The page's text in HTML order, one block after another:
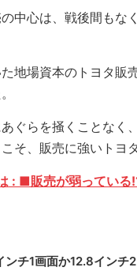
中心は、戦後間もな
地場資本のトヨタ販
ぐらを掻くことなく
そ、販売に強いトヨ
: ■販売が弱っている
ンチ1画面か12.8インチ2